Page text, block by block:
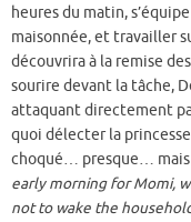
heures du matin,
maisonnée, et travailler
découvrira à la remise
sourire devant la tâche,
attaquant directement
quoi délecter la
choqué… presque… mais
early morning for Momi,
not to wake the